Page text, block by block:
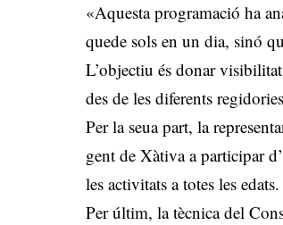
«Aquesta programació ha
quede sols en un dia, sinó
L’objectiu és donar
des de les diferents
Per la seua part, la
gent de Xàtiva a participar
les activitats a totes les
Per últim, la tècnica del